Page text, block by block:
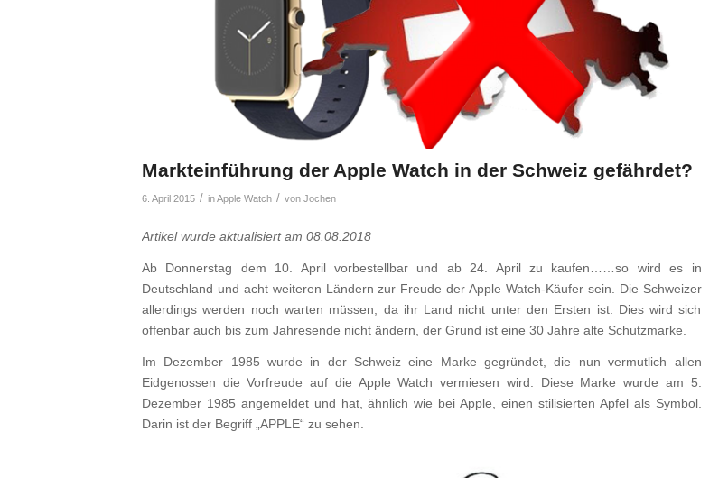
Markteinführung der Apple Watch in der Schweiz gefährdet?
6. April 2015 / inApple Watch / von Jochen
Artikel wurde aktualisiert am 08.08.2018
Ab Donnerstag dem 10. April vorbestellbar und ab 24. April zu kaufen……so wird es in
Deutschland und acht weiteren Ländern zur Freude der Apple Watch-Käufer sein. Die Schweizer
allerdings werden noch warten müssen, da ihr Land nicht unter den Ersten ist. Dies wird sich
offenbar auch bis zum Jahresende nicht ändern, der Grund ist eine 30 Jahre alte Schutzmarke.
Im Dezember 1985 wurde in der Schweiz eine Marke gegründet, die nun vermutlich allen
Eidgenossen die Vorfreude auf die Apple Watch vermiesen wird. Diese Marke wurde am 5.
Dezember 1985 angemeldet und hat, ähnlich wie bei Apple, einen stilisierten Apfel als Symbol.
Darin ist der Begriff „APPLE“ zu sehen.